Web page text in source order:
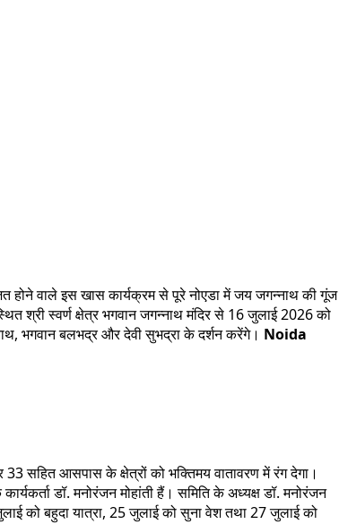
होने वाले इस खास कार्यक्रम से पूरे नोएडा में जय जगन्नाथ की गूंज
श्री स्वर्ण क्षेत्र भगवान जगन्नाथ मंदिर से 16 जुलाई 2026 को
भगवान बलभद्र और देवी सुभद्रा के दर्शन करेंगे। Noida
सहित आसपास के क्षेत्रों को भक्तिमय वातावरण में रंग देगा।
डॉ. मनोरंजन मोहांती हैं। समिति के अध्यक्ष डॉ. मनोरंजन
को बहुदा यात्रा, 25 जुलाई को सुना वेश तथा 27 जुलाई को